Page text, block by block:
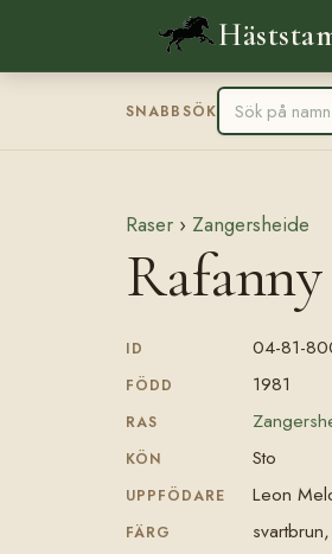
SNABBSÖK
Raser › Zangersheide
Rafanny
ID 04-81-
FÖDD 1981
RAS
KÖN Sto
UPPFÖDARE Leon
FÄRG